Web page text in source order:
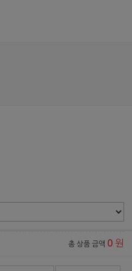
총 상품 금액 0 원